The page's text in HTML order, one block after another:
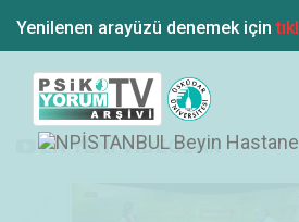
Yenilenen arayüzü denemek için
EN YENİ VİDEOLAR